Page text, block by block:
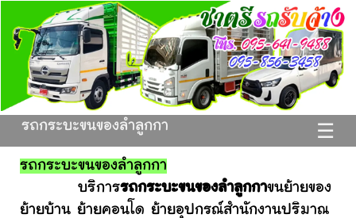
☰
รถกระบะขนของลำลูกกา
รถกระบะขนของลำลูกกา
บริการรถกระบะขนของลำลูกกาขนย้ายของ
ย้ายบ้าน ย้ายคอนโด ย้ายอุปกรณ์สำนักงานปริมาณ